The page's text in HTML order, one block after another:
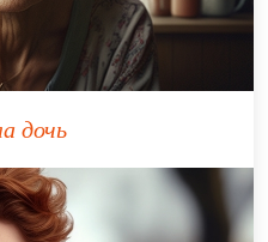
дочь